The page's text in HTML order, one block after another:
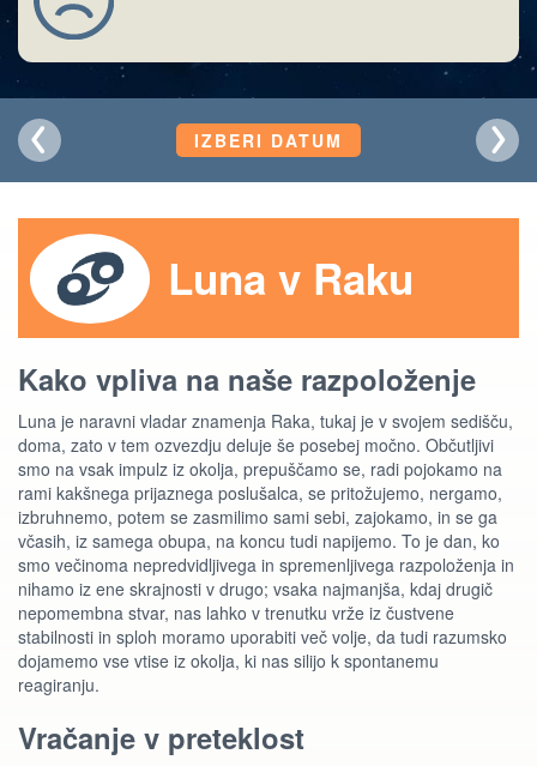
IZBERI DATUM
Luna v Raku
Kako vpliva na naše razpoloženje
Luna je naravni vladar znamenja Raka, tukaj je v svojem sedišču,
doma, zato v tem ozvezdju deluje še posebej močno. Občutljivi
smo na vsak impulz iz okolja, prepuščamo se, radi pojokamo na
rami kakšnega prijaznega poslušalca, se pritožujemo, nergamo,
izbruhnemo, potem se zasmilimo sami sebi, zajokamo, in se ga
včasih, iz samega obupa, na koncu tudi napijemo. To je dan, ko
smo večinoma nepredvidljivega in spremenljivega razpoloženja in
nihamo iz ene skrajnosti v drugo; vsaka najmanjša, kdaj drugič
nepomembna stvar, nas lahko v trenutku vrže iz čustvene
stabilnosti in sploh moramo uporabiti več volje, da tudi razumsko
dojamemo vse vtise iz okolja, ki nas silijo k spontanemu
reagiranju.
Vračanje v preteklost